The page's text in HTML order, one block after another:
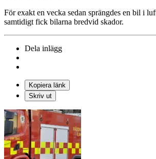
För exakt en vecka sedan sprängdes en bil i
samtidigt fick bilarna bredvid skador.
Dela inlägg
Kopiera länk
Skriv ut